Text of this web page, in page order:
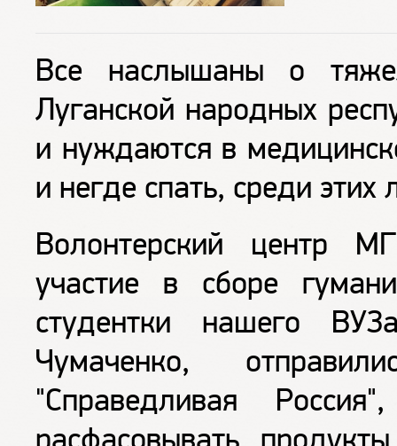
Все наслышаны о
Луганской народных
и нуждаются в
и негде спать, среди
Волонтерский центр
участие в сборе
студентки нашего
Чумаченко,
"Справедливая